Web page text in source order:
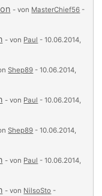
- von MasterChief56 -
- von Paul - 10.06.2014,
Shep89 - 10.06.2014,
- von Paul - 10.06.2014,
Shep89 - 10.06.2014,
- von Paul - 10.06.2014,
- von NilsoSto -